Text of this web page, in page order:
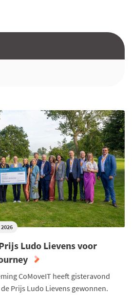
2026
Ludo Lievens voor
CoMoveIT heeft gisteravond
Prijs Ludo Lievens gewonnen.